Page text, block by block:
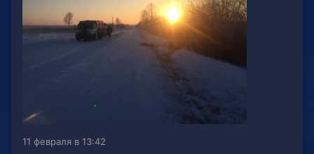
11 февраля в 13:42